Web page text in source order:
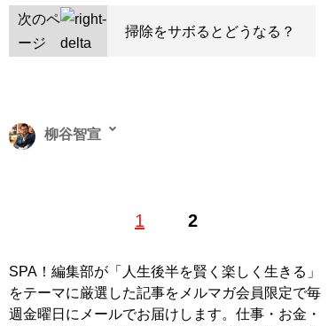
次のペ
ージ
掃除をサボるとどうなる？
1 2
柳谷智宣
してデビュー。酒好きが高じて、2011年に
した。新型コロナウイルス影響を補填すべく、原価BAR
オンライン「リカーライブラリー」
をスタート。
YouTubeチャンネル
も開設し生き残りに挑んでいる
SPA！編集部が「人生後半を賢く楽しく生きる」
をテーマに厳選した記事をメルマガ会員限定で毎
週金曜日にメールでお届けします。仕事・お金・